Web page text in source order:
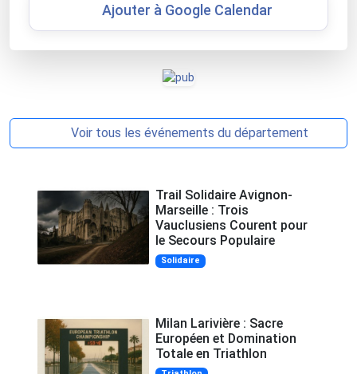
Ajouter à Google Calendar
Voir tous les événements du département
Trail Solidaire Avignon-
Marseille : Trois
Vauclusiens Courent pour
le Secours Populaire
Solidaire
Milan Larivière : Sacre
Européen et Domination
Totale en Triathlon